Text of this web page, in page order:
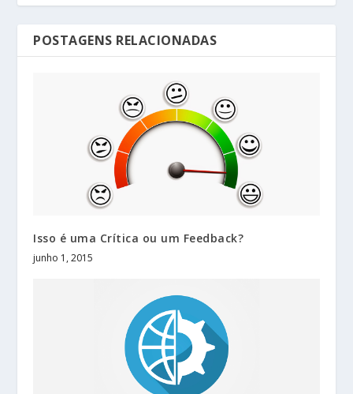
POSTAGENS RELACIONADAS
Isso é uma Crítica ou um Feedback?
junho 1, 2015